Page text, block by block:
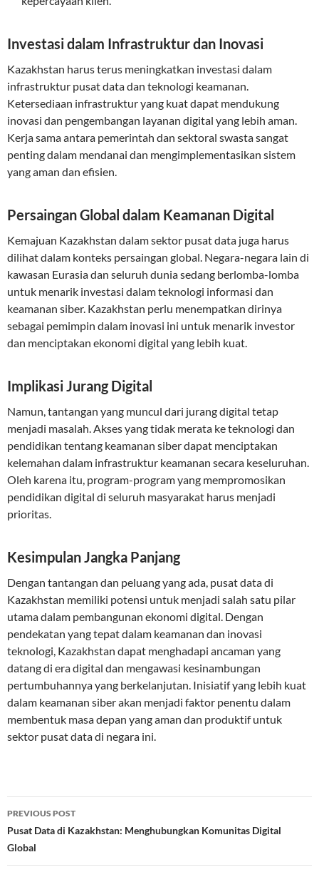
Investasi dalam Infrastruktur dan Inovasi
Kazakhstan harus terus meningkatkan investasi dalam
infrastruktur pusat data dan teknologi keamanan.
Ketersediaan infrastruktur yang kuat dapat mendukung
inovasi dan pengembangan layanan digital yang lebih aman.
Kerja sama antara pemerintah dan sektoral swasta sangat
penting dalam mendanai dan mengimplementasikan sistem
yang aman dan efisien.
Persaingan Global dalam Keamanan Digital
Kemajuan Kazakhstan dalam sektor pusat data juga harus
dilihat dalam konteks persaingan global. Negara-negara lain di
kawasan Eurasia dan seluruh dunia sedang berlomba-lomba
untuk menarik investasi dalam teknologi informasi dan
keamanan siber. Kazakhstan perlu menempatkan dirinya
sebagai pemimpin dalam inovasi ini untuk menarik investor
dan menciptakan ekonomi digital yang lebih kuat.
Implikasi Jurang Digital
Namun, tantangan yang muncul dari jurang digital tetap
menjadi masalah. Akses yang tidak merata ke teknologi dan
pendidikan tentang keamanan siber dapat menciptakan
kelemahan dalam infrastruktur keamanan secara keseluruhan.
Oleh karena itu, program-program yang mempromosikan
pendidikan digital di seluruh masyarakat harus menjadi
prioritas.
Kesimpulan Jangka Panjang
Dengan tantangan dan peluang yang ada, pusat data di
Kazakhstan memiliki potensi untuk menjadi salah satu pilar
utama dalam pembangunan ekonomi digital. Dengan
pendekatan yang tepat dalam keamanan dan inovasi
teknologi, Kazakhstan dapat menghadapi ancaman yang
datang di era digital dan mengawasi kesinambungan
pertumbuhannya yang berkelanjutan. Inisiatif yang lebih kuat
dalam keamanan siber akan menjadi faktor penentu dalam
membentuk masa depan yang aman dan produktif untuk
sektor pusat data di negara ini.
Post
navigation
PREVIOUS POST
Pusat Data di Kazakhstan: Menghubungkan Komunitas Digital
Global